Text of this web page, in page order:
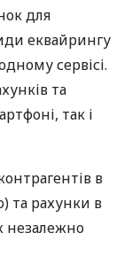
для
еквайрингу
сервісі.
та
так і
в
та рахунки в
незалежно